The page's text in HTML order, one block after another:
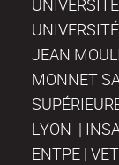
JEAN
MONNET
LYON |
ENTPE |